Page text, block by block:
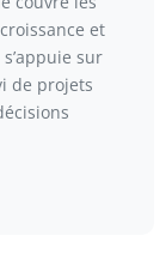
et
sur
de projets